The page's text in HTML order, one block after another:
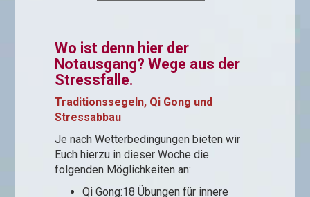
Wo ist denn hier der
Notausgang? Wege aus der
Stressfalle.
Traditionssegeln, Qi Gong und
Stressabbau
Je nach Wetterbedingungen bieten wir
Euch hierzu in dieser Woche die
folgenden Möglichkeiten an:
Qi Gong:18 Übungen für innere